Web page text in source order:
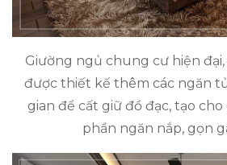
Giường ngủ chung cư hiện
được thiết kế thêm các ngăn
gian để cất giữ đồ đạc, tạo
phần ngăn nắp, gọn